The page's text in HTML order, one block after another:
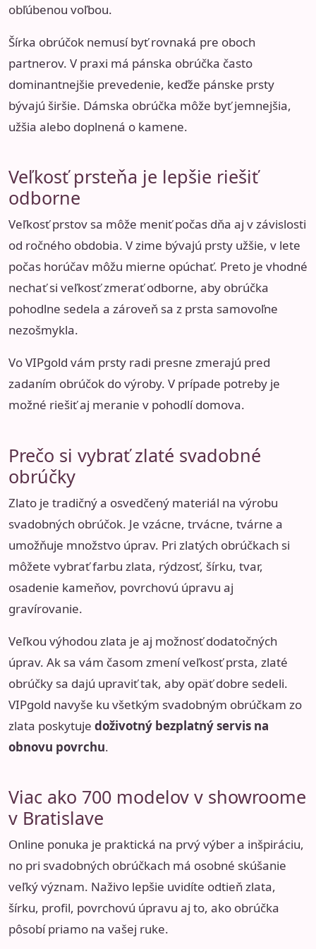
obľúbenou voľbou.
Šírka obrúčok nemusí byť rovnaká pre oboch
partnerov. V praxi má pánska obrúčka často
dominantnejšie prevedenie, keďže pánske prsty
bývajú širšie. Dámska obrúčka môže byť jemnejšia,
užšia alebo doplnená o kamene.
Veľkosť prsteňa je lepšie riešiť
odborne
Veľkosť prstov sa môže meniť počas dňa aj v závislosti
od ročného obdobia. V zime bývajú prsty užšie, v lete
počas horúčav môžu mierne opúchať. Preto je vhodné
nechať si veľkosť zmerať odborne, aby obrúčka
pohodlne sedela a zároveň sa z prsta samovoľne
nezošmykla.
Vo VIPgold vám prsty radi presne zmerajú pred
zadaním obrúčok do výroby. V prípade potreby je
možné riešiť aj meranie v pohodlí domova.
Prečo si vybrať zlaté svadobné
obrúčky
Zlato je tradičný a osvedčený materiál na výrobu
svadobných obrúčok. Je vzácne, trvácne, tvárne a
umožňuje množstvo úprav. Pri zlatých obrúčkach si
môžete vybrať farbu zlata, rýdzosť, šírku, tvar,
osadenie kameňov, povrchovú úpravu aj
gravírovanie.
Veľkou výhodou zlata je aj možnosť dodatočných
úprav. Ak sa vám časom zmení veľkosť prsta, zlaté
obrúčky sa dajú upraviť tak, aby opäť dobre sedeli.
VIPgold navyše ku všetkým svadobným obrúčkam zo
zlata poskytuje doživotný bezplatný servis na
obnovu povrchu.
Viac ako 700 modelov v showroome
v Bratislave
Online ponuka je praktická na prvý výber a inšpiráciu,
no pri svadobných obrúčkach má osobné skúšanie
veľký význam. Naživo lepšie uvidíte odtieň zlata,
šírku, profil, povrchovú úpravu aj to, ako obrúčka
pôsobí priamo na vašej ruke.